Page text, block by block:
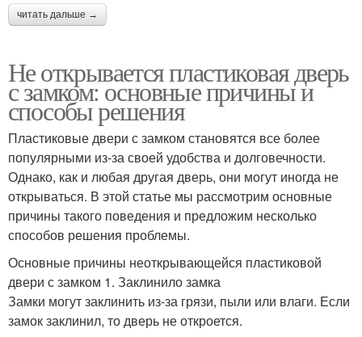
читать дальше →
Не открывается пластиковая дверь
с замком: основные причины и
способы решения
Пластиковые двери с замком становятся все более
популярными из-за своей удобства и долговечности.
Однако, как и любая другая дверь, они могут иногда не
открываться. В этой статье мы рассмотрим основные
причины такого поведения и предложим несколько
способов решения проблемы.
Основные причины неоткрывающейся пластиковой
двери с замком 1. Заклинило замка
Замки могут заклинить из-за грязи, пыли или влаги. Если
замок заклинил, то дверь не откроется.